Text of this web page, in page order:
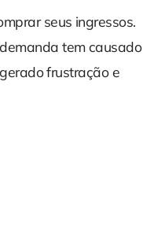
seus ingressos.
tem causado
frustração e